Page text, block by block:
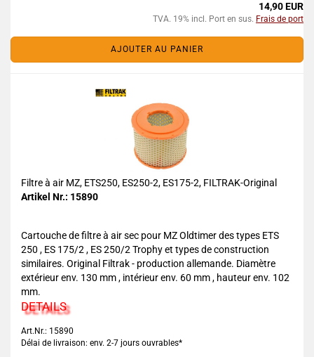
14,90 EUR
TVA. 19% incl. Port en sus. Frais de port
AJOUTER AU PANIER
Filtre à air MZ, ETS250, ES250-2, ES175-2, FILTRAK-Original
Artikel Nr.: 15890
Cartouche de filtre à air sec pour MZ Oldtimer des types ETS
250 , ES 175/2 , ES 250/2 Trophy et types de construction
similaires. Original Filtrak - production allemande. Diamètre
extérieur env. 130 mm , intérieur env. 60 mm , hauteur env. 102
mm.
DETAILS
Art.Nr.: 15890
Délai de livraison: env. 2-7 jours ouvrables*